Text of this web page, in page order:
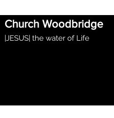
Church Woodbridge
|JESUS| the water of Life